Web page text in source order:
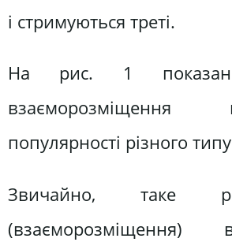
і стримуються треті.
На рис. 1
взаєморозміщення
популярності різного
Звичайно, таке
(взаєморозміщення)